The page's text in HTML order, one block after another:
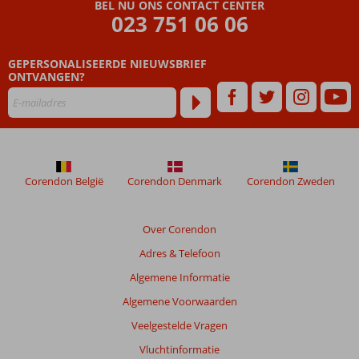
BEL NU ONS CONTACT CENTER
023 751 06 06
GEPERSONALISEERDE NIEUWSBRIEF
ONTVANGEN?
Over Corendon
Adres & Telefoon
Algemene Informatie
Algemene Voorwaarden
Veelgestelde Vragen
Vluchtinformatie
Corendon België Corendon Denmark Corendon Zweden